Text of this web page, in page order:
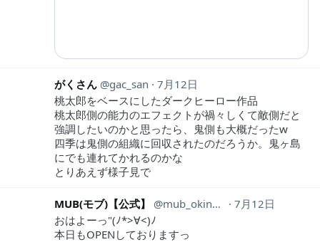
がくさん gac_san
7月12日
桃太郎をベースにしたダークヒーロー作品
桃太郎側の能力のエフェクトが禍々しくて敵側だと
強調したいのかと思ったら、鬼側も大概だったw
四季は鬼側の組織に回収されたのだろうか。鬼ヶ島
にでも連れてかれるのかな
とりあえず様子見で
MUB(モブ)【公式】 mub_okinawa
7月12日
おはよーっ"(ﾉ*>∀<)ﾉ
本日もOPENしておりますっ